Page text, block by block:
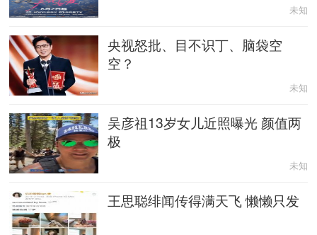
未知
央视怒批、目不识丁、脑袋空
空？
未知
吴彦祖13岁女儿近照曝光 颜值两
极
未知
王思聪绯闻传得满天飞 懒懒只发